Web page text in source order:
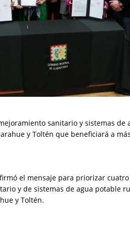
sanitario y sistemas de
y Toltén que beneficiará a
el mensaje para priorizar
y de sistemas de agua potable
y Toltén.